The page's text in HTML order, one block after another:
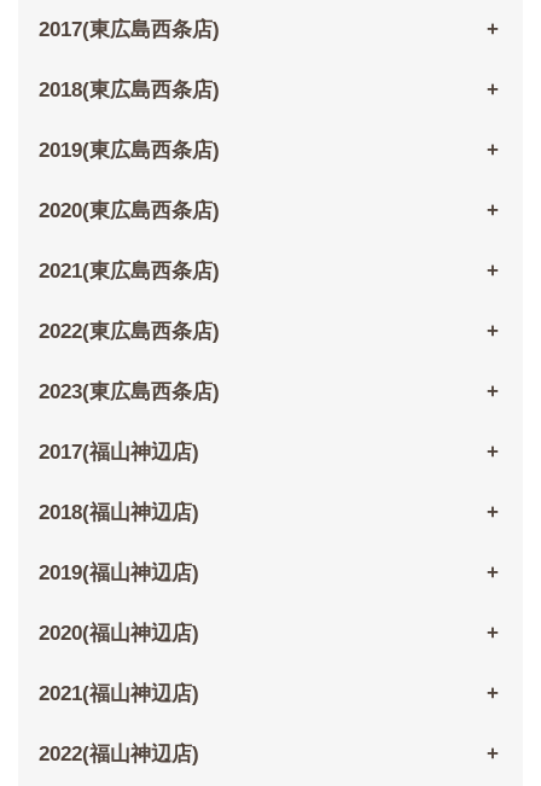
2017(東広島西条店)
2018(東広島西条店)
2019(東広島西条店)
2020(東広島西条店)
2021(東広島西条店)
2022(東広島西条店)
2023(東広島西条店)
2017(福山神辺店)
2018(福山神辺店)
2019(福山神辺店)
2020(福山神辺店)
2021(福山神辺店)
2022(福山神辺店)